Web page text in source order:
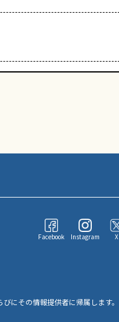
Facebook Instagram X
にその情報提供者に帰属します。